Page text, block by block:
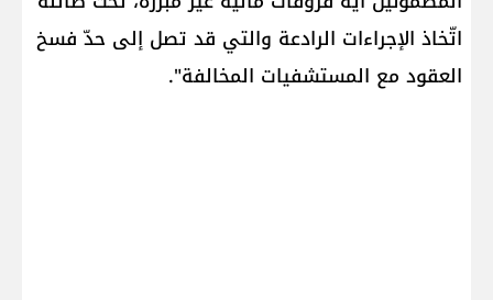
اتّخاذ الإجراءات الرادعة والتي قد تصل إلى حدّ فسخ
العقود مع المستشفيات المخالفة".